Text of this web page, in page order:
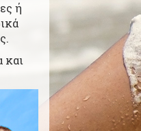
ή
και